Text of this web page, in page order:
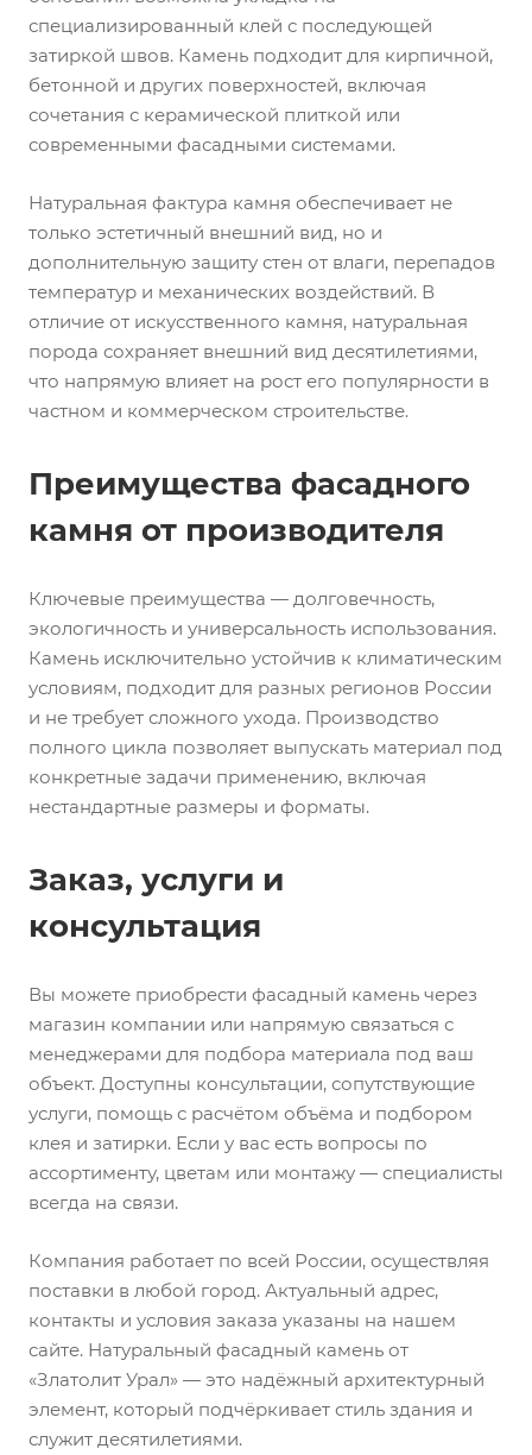
специализированный клей с последующей
затиркой швов. Камень подходит для кирпичной,
бетонной и других поверхностей, включая
сочетания с керамической плиткой или
современными фасадными системами.
Натуральная фактура камня обеспечивает не
только эстетичный внешний вид, но и
дополнительную защиту стен от влаги, перепадов
температур и механических воздействий. В
отличие от искусственного камня, натуральная
порода сохраняет внешний вид десятилетиями,
что напрямую влияет на рост его популярности в
частном и коммерческом строительстве.
Преимущества фасадного
камня от производителя
Ключевые преимущества — долговечность,
экологичность и универсальность использования.
Камень исключительно устойчив к климатическим
условиям, подходит для разных регионов России
и не требует сложного ухода. Производство
полного цикла позволяет выпускать материал под
конкретные задачи применению, включая
нестандартные размеры и форматы.
Заказ, услуги и
консультация
Вы можете приобрести фасадный камень через
магазин компании или напрямую связаться с
менеджерами для подбора материала под ваш
объект. Доступны консультации, сопутствующие
услуги, помощь с расчётом объёма и подбором
клея и затирки. Если у вас есть вопросы по
ассортименту, цветам или монтажу — специалисты
всегда на связи.
Компания работает по всей России, осуществляя
поставки в любой город. Актуальный адрес,
контакты и условия заказа указаны на нашем
сайте. Натуральный фасадный камень от
«Златолит Урал» — это надёжный архитектурный
элемент, который подчёркивает стиль здания и
служит десятилетиями.